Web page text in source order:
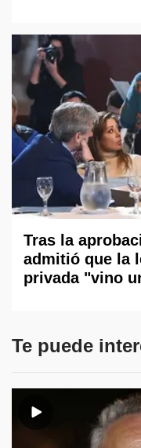
Tras la
admitió que la
privada "vino
Te puede